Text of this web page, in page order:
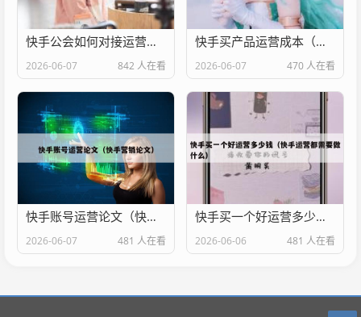
快手公会如何对接运营（快手公会怎么挣钱）
2026-06-07 842 人在看
快手买产品运营成本（快手买产品运营成本是多少）
2026-06-07 470 人在看
快手账号运营论文（快手营销论文）
2026-06-07 481 人在看
快手买一个好运营多少钱（快手运营都需要做什么）
2026-06-06 481 人在看